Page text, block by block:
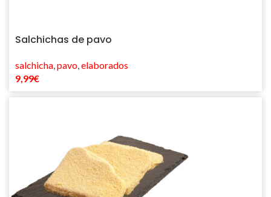
Salchichas de pavo
salchicha,pavo,elaborados
9,99€